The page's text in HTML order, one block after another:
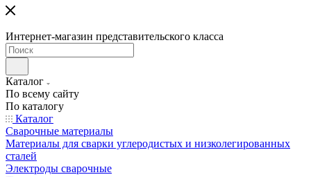
Интернет-магазин представительского класса
Каталог
По всему сайту
По каталогу
Каталог
Сварочные материалы
Материалы для сварки углеродистых и низколегированных
сталей
Электроды сварочные